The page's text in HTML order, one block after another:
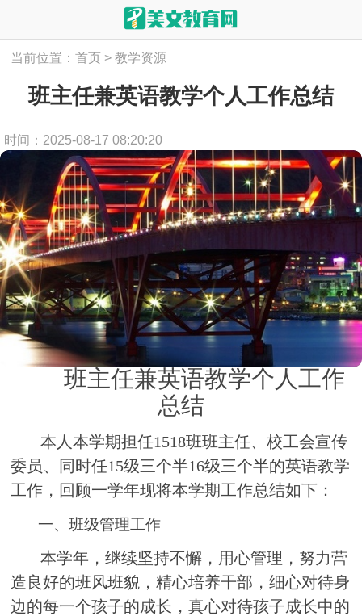
当前位置：首页 > 教学资源
班主任兼英语教学个人工作总结
时间：2025-08-17 08:20:20
班主任兼英语教学个人工作
总结
本人本学期担任1518班班主任、校工会宣传
委员、同时任15级三个半16级三个半的英语教学
工作，回顾一学年现将本学期工作总结如下：
一、班级管理工作
本学年，继续坚持不懈，用心管理，努力营
造良好的班风班貌，精心培养干部，细心对待身
边的每一个孩子的成长，真心对待孩子成长中的